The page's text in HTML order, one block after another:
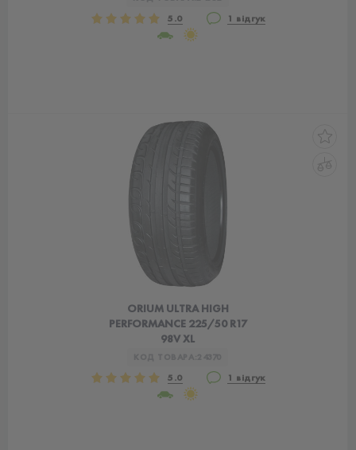
5.0 1 відгук
ORIUM ULTRA HIGH
PERFORMANCE 225/50 R17
98V XL
24370
5.0 1 відгук